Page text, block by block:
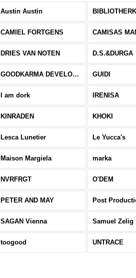
Austin Austin BIBLIOTHERK
CAMIEL FORTGENS CAMISAS
DRIES VAN NOTEN D.S.&DURGA
GOODKARMA DEVELOPMENT GUIDI
I am dork IRENISA
KINRADEN KHOKI
Lesca Lunetier Le Yucca's
Maison Margiela marka
NVRFRGT O'DEM
PETER AND MAY Post
SAGAN Vienna Samuel Zelig
toogood UNTRACE